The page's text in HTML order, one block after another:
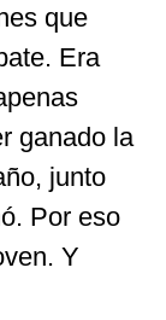
que
Era
ganado la
junto
Por eso
Y